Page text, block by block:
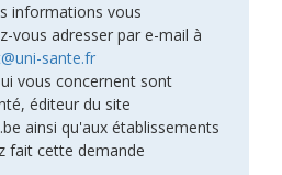
informations vous
vous adresser par e-mail à
sante.fr
vous concernent sont
éditeur du site
ainsi qu'aux établissements
fait cette demande